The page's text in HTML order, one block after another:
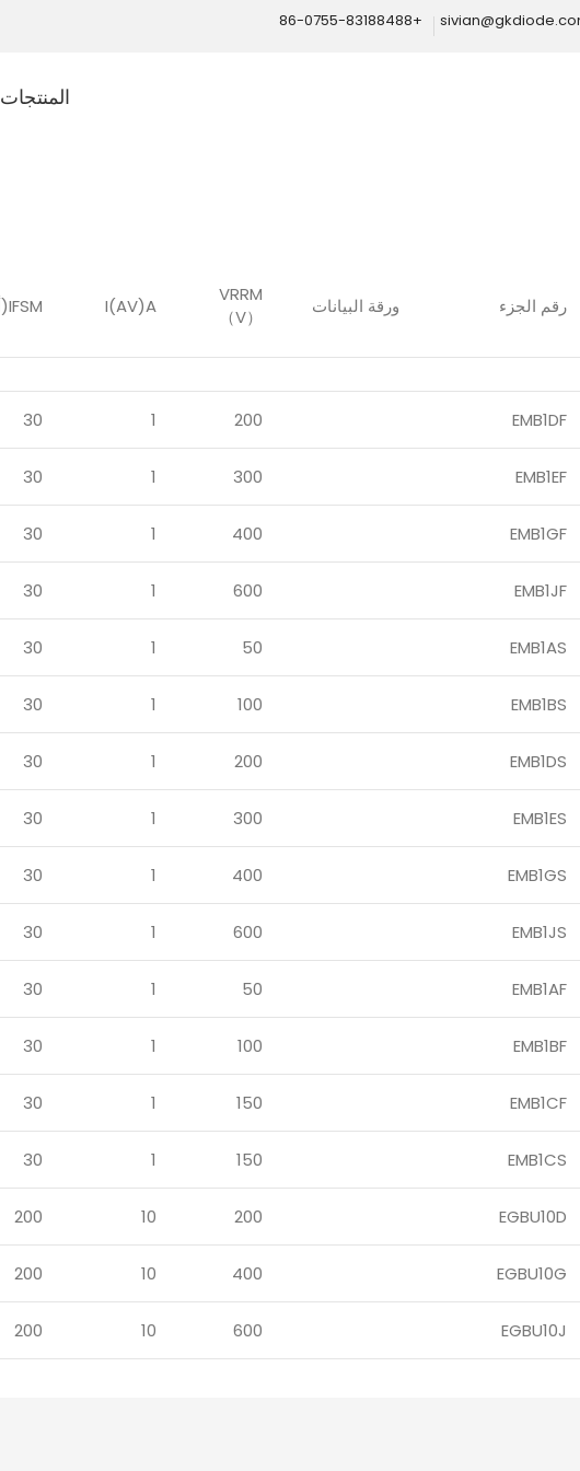
+86-0755-83188488
المنتجات
رقم الجزء ورقة البيانات
VRRM
（V）
I(AV)A IFSM(أ)
EMB1DF
200
1
30
EMB1EF
300
1
30
EMB1GF
400
1
30
EMB1JF
600
1
30
EMB1AS
50
1
30
EMB1BS
100
1
30
EMB1DS
200
1
30
EMB1ES
300
1
30
EMB1GS
400
1
30
EMB1JS
600
1
30
EMB1AF
50
1
30
EMB1BF
100
1
30
EMB1CF
150
1
30
EMB1CS
150
1
30
EGBU10D
200
10
200
EGBU10G
400
10
200
EGBU10J
600
10
200